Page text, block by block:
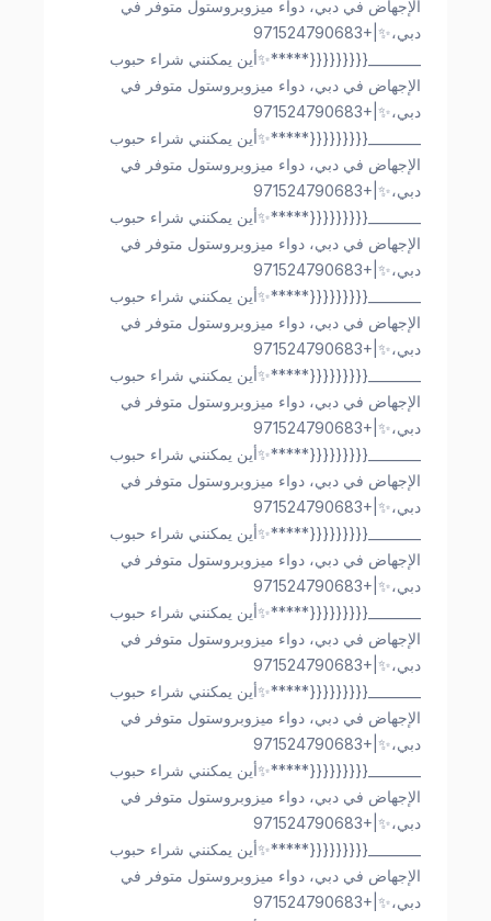
الإجهاض في دبي، دواء ميزوبروستول متوفر في
دبي،✨|+971524790683
________{{{{{{{{{*****✨أين يمكنني شراء حبوب
الإجهاض في دبي، دواء ميزوبروستول متوفر في
دبي،✨|+971524790683
________{{{{{{{{{*****✨أين يمكنني شراء حبوب
الإجهاض في دبي، دواء ميزوبروستول متوفر في
دبي،✨|+971524790683
________{{{{{{{{{*****✨أين يمكنني شراء حبوب
الإجهاض في دبي، دواء ميزوبروستول متوفر في
دبي،✨|+971524790683
________{{{{{{{{{*****✨أين يمكنني شراء حبوب
الإجهاض في دبي، دواء ميزوبروستول متوفر في
دبي،✨|+971524790683
________{{{{{{{{{*****✨أين يمكنني شراء حبوب
الإجهاض في دبي، دواء ميزوبروستول متوفر في
دبي،✨|+971524790683
________{{{{{{{{{*****✨أين يمكنني شراء حبوب
الإجهاض في دبي، دواء ميزوبروستول متوفر في
دبي،✨|+971524790683
________{{{{{{{{{*****✨أين يمكنني شراء حبوب
الإجهاض في دبي، دواء ميزوبروستول متوفر في
دبي،✨|+971524790683
________{{{{{{{{{*****✨أين يمكنني شراء حبوب
الإجهاض في دبي، دواء ميزوبروستول متوفر في
دبي،✨|+971524790683
________{{{{{{{{{*****✨أين يمكنني شراء حبوب
الإجهاض في دبي، دواء ميزوبروستول متوفر في
دبي،✨|+971524790683
________{{{{{{{{{*****✨أين يمكنني شراء حبوب
الإجهاض في دبي، دواء ميزوبروستول متوفر في
دبي،✨|+971524790683
________{{{{{{{{{*****✨أين يمكنني شراء حبوب
الإجهاض في دبي، دواء ميزوبروستول متوفر في
دبي،✨|+971524790683